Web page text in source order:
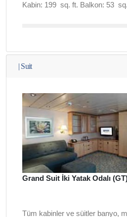
Kabin: 199 sq. ft. Balkon: 53
Suit
Grand Suit İki Yatak Odalı
Tüm kabinler ve süitler banyo,